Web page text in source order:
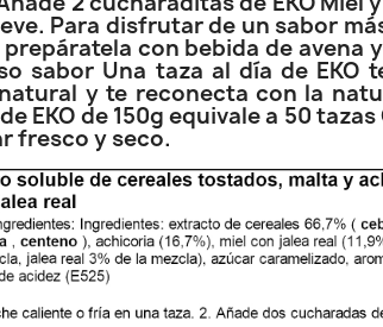
Para disfrutar de un sabor
con bebida de avena
sabor Una taza al día de EKO
y te reconecta con la
EKO de 150g equivale a 50
fresco y seco.